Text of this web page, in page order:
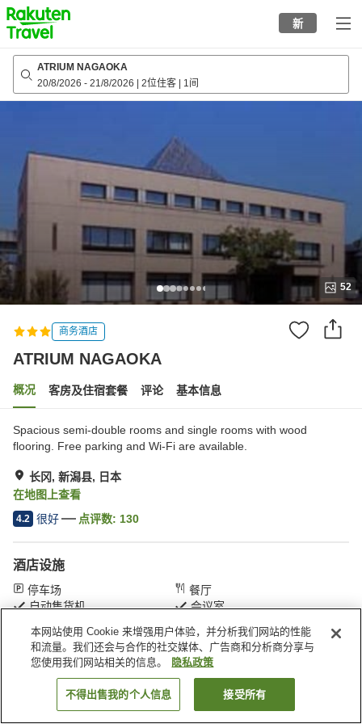
to
top
page
新
ATRIUM NAGAOKA
20/8/2026 - 21/8/2026 2位住客 1间
52
商务酒店
ATRIUM NAGAOKA
概况 客房及住宿套餐 评论 基本信息
Spacious semi-double rooms and single rooms with wood
flooring. Free parking and Wi-Fi are available.
长冈, 新潟县, 日本
在地图上查看
4.2 很好 点评数: 130
酒店设施
停车场
餐厅
自动售货机
会议室
首页 日本 新潟县 长冈 ATRIUM NAGAOKA
搜索客房
本网站使用 Cookie 来增强用户体验，并分析我们网站的性能
和流量。我们还会与合作的社交媒体、广告商和分析商分享与
您使用我们网站相关的信息。
隐私政策
不得出售我的个人信息 接受所有